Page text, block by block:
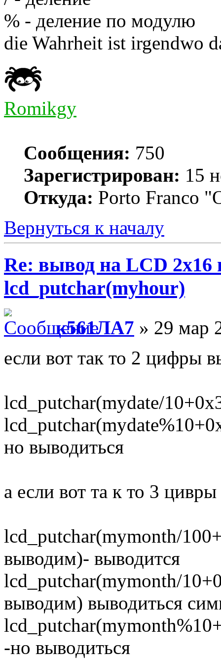
% - деление по модулю
die Wahrheit ist irgendwo
Romikgy
Сообщения: 750
Зарегистрирован: 15
Откуда: Porto Franco
Вернуться к началу
Re: вывод на LCD 2х16
lcd_putchar(myhour)
к561ЛА7 » 29 мар
если вот так то 2 цифры
lcd_putchar(mydate/
но выводиться
а если вот та к то 3
lcd_putchar(mymonth/
выводим)- выводится
lcd_putchar(mymonth/
выводим) выводиться
-но выводиться